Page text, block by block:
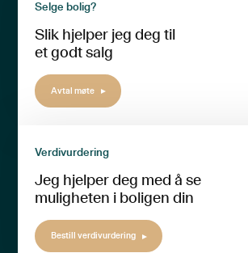
Selge bolig?
Slik hjelper jeg deg til
et godt salg
Avtal møte
Verdivurdering
Jeg hjelper deg med å se
muligheten i boligen din
Bestill verdivurdering